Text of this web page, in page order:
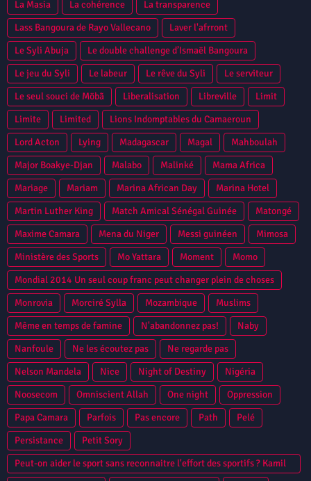
La Masia
La cohérence
La transparence
Lass Bangoura de Rayo Vallecano
Laver l'afrront
Le Syli Abuja
Le double challenge d’Ismaël Bangoura
Le jeu du Syli
Le labeur Le rêve du Syli
Le serviteur
Le seul souci de Möbã
Liberalisation Libreville
Limit
Limite
Limited
Lions Indomptables du Camaeroun
Lord Acton
Lying Madagascar Magal
Mahboulah
Major Boakye-Djan
Malabo Malinké
Mama Africa
Mariage
Mariam Marina African Day
Marina Hotel
Martin Luther King
Match Amical Sénégal Guinée
Matongé
Maxime Camara
Mena du Niger Messi guinéen
Mimosa
Ministère des Sports
Mo Yattara Moment
Momo
Mondial 2014 Un seul coup franc peut changer plein de choses
Monrovia
Morciré Sylla Mozambique
Muslims
Même en temps de famine
N'abandonnez pas!
Naby
Nanfoule
Ne les écoutez pas
Ne regarde pas
Nelson Mandela
Nice Night of Destiny
Nigéria
Noosecom
Omniscient Allah One night
Oppression
Papa Camara
Parfois Pas encore Path
Pelé
Persistance
Petit Sory
Peut-on aider le sport sans reconnaitre l'effort des sportifs ? Kamil